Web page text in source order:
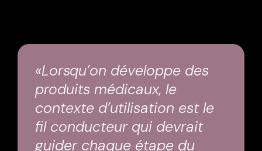
«Lorsqu’on développe des
produits médicaux, le
contexte d’utilisation est le
fil conducteur qui devrait
guider chaque étape du